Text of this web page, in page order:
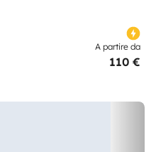
A partire da
110 €